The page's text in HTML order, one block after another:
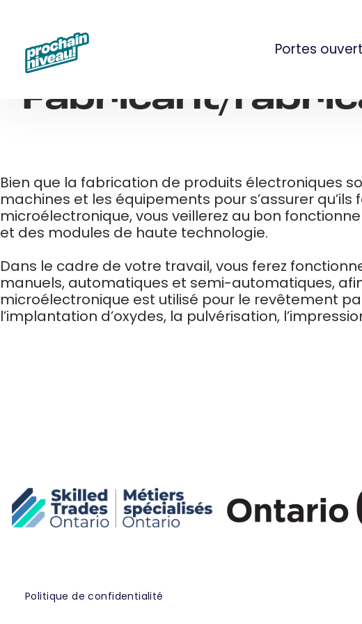
Portes
Fabricant/
Bien que la fabrication de produits électroniques
machines et les équipements pour s’assurer
microélectronique, vous veillerez au bon
et des modules de haute technologie.
Dans le cadre de votre travail, vous ferez
manuels, automatiques et semi-automatiques,
microélectronique est utilisé pour le revêtement
l’implantation d’oxydes, la pulvérisation,
Politique de confidentialité